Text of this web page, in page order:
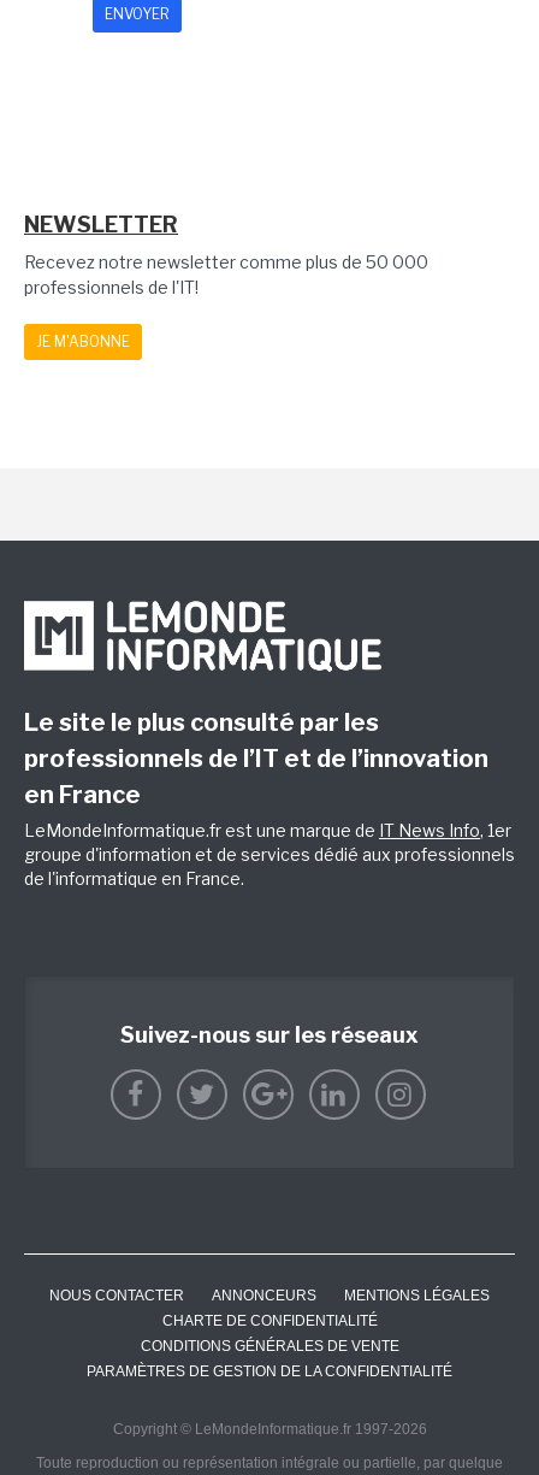
NEWSLETTER
Recevez notre newsletter comme plus de 50 000
professionnels de l'IT!
JE M'ABONNE
Le site le plus consulté par les
professionnels de l’IT et de l’innovation
en France
LeMondeInformatique.fr est une marque de IT News Info, 1er
groupe d'information et de services dédié aux professionnels
de l'informatique en France.
Suivez-nous sur les réseaux
NOUS CONTACTER ANNONCEURS
MENTIONS LÉGALES
CHARTE DE CONFIDENTIALITÉ
CONDITIONS GÉNÉRALES DE VENTE
PARAMÈTRES DE GESTION DE LA CONFIDENTIALITÉ
Copyright © LeMondeInformatique.fr 1997-2026
Toute reproduction ou représentation intégrale ou partielle, par quelque